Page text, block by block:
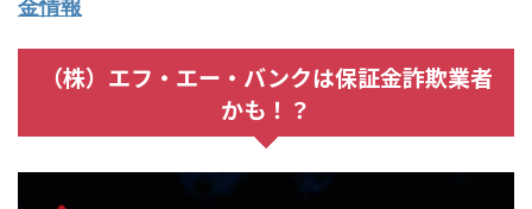
金情報
（株）エフ・エー・バンクは保証金詐欺業者
かも！？